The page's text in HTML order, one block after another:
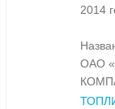
2014
ОАО